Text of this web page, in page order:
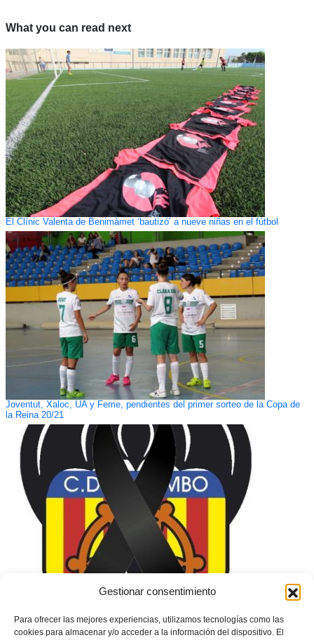
Gestionar consentimiento
Para ofrecer las mejores experiencias, utilizamos tecnologías como las
cookies para almacenar y/o acceder a la información del dispositivo. El
What you can read next
El Clínic Valenta de Benimàmet ‘bautizó’ a nueve niñas en el fútbol
Joventut, Xaloc, UA y Feme, pendientes del primer sorteo de la Copa de
la Reina 20/21
Duelo por el fallecimiento del jugador del CD Rumbo Juanma Gómez